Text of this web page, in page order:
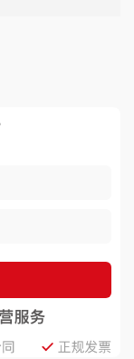
页数张，服务到位
所在地：安徽